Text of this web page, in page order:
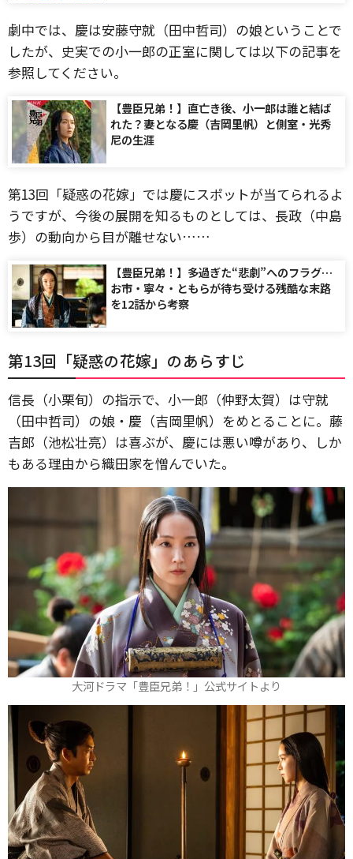
劇中では、慶は安藤守就（田中哲司）の娘ということで
したが、史実での小一郎の正室に関しては以下の記事を
参照してください。
【豊臣兄弟！】直亡き後、小一郎は誰と結ば
れた？妻となる慶（吉岡里帆）と側室・光秀
尼の生涯
第13回「疑惑の花嫁」では慶にスポットが当てられるよ
うですが、今後の展開を知るものとしては、長政（中島
歩）の動向から目が離せない……
【豊臣兄弟！】多過ぎた“悲劇”へのフラグ…
お市・寧々・ともらが待ち受ける残酷な末路
を12話から考察
第13回「疑惑の花嫁」のあらすじ
信長（小栗旬）の指示で、小一郎（仲野太賀）は守就
（田中哲司）の娘・慶（吉岡里帆）をめとることに。藤
吉郎（池松壮亮）は喜ぶが、慶には悪い噂があり、しか
もある理由から織田家を憎んでいた。
大河ドラマ「豊臣兄弟！」公式サイトより